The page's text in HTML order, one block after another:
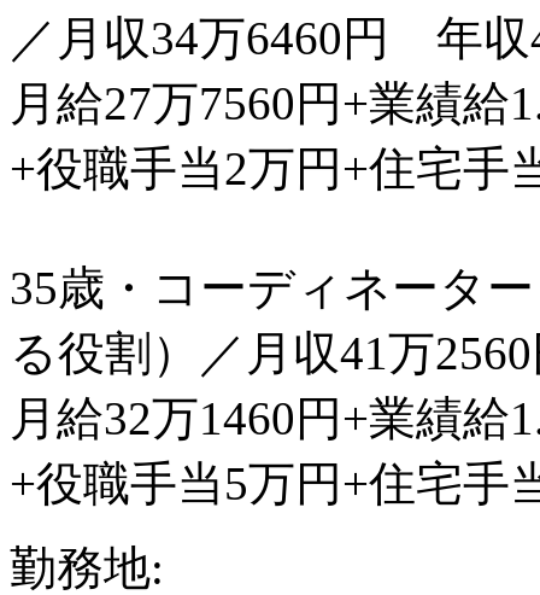
／月収34万6460円 年収
月給27万7560円+業績給
+役職手当2万円+住宅手
35歳・コーディネータ
る役割）／月収41万
月給32万1460円+業績給
+役職手当5万円+住宅手
勤務地: